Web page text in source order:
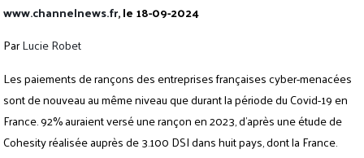
www.channelnews.fr, le 18-09-2024
ParLucie Robet
Les paiements de rançons des entreprises françaises cyber-menacées
sont de nouveau au même niveau que durant la période du Covid-19 en
France. 92% auraient versé une rançon en 2023, d’après une étude de
Cohesity réalisée auprès de 3.100 DSI dans huit pays, dont la France.